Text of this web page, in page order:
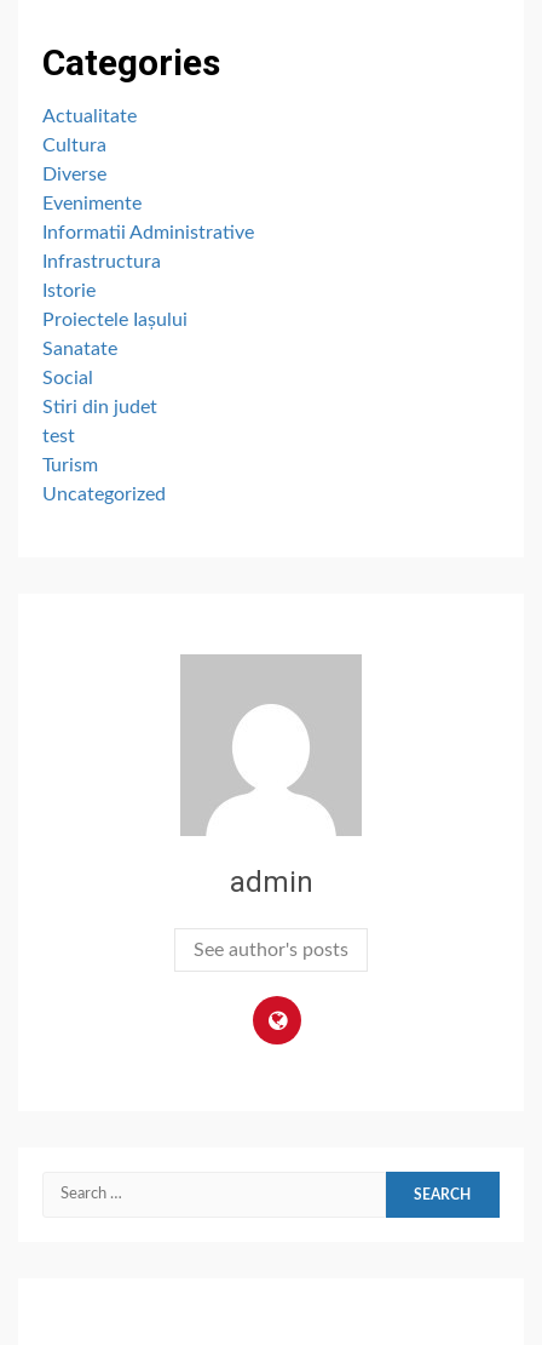
Categories
Actualitate
Cultura
Diverse
Evenimente
Informatii Administrative
Infrastructura
Istorie
Proiectele Iașului
Sanatate
Social
Stiri din judet
test
Turism
Uncategorized
admin
See author's posts
Search